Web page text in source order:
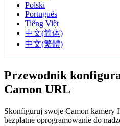
Polski
Português
Tiếng Việt
中文(简体)
中文(繁體)
Przewodnik
Camon URL
Skonfiguruj swoje Camon kamery
bezpłatne oprogramowanie do